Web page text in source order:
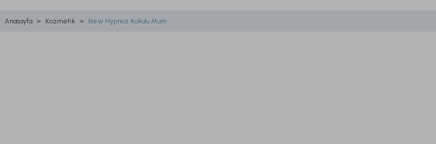
Anasayfa Kozmetik New Hypnoz Kokulu Mum